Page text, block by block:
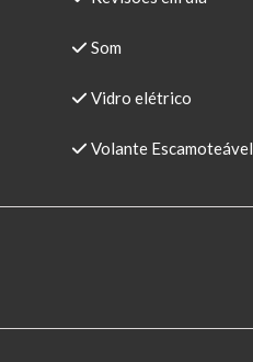
Som
Vidro elétrico
Volante Escamoteável